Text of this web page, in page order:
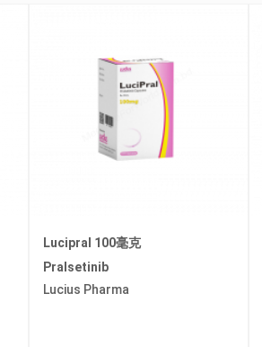
Venex 100毫克 / 50毫克
维奈托克